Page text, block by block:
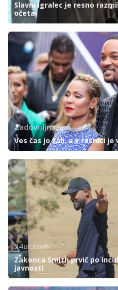
Slavni igralec je resno
očeta
Zadovoljna.si
Ves čas jo žali, a v resnici
24ur.com
Zakonca Smith prvič po
javnosti